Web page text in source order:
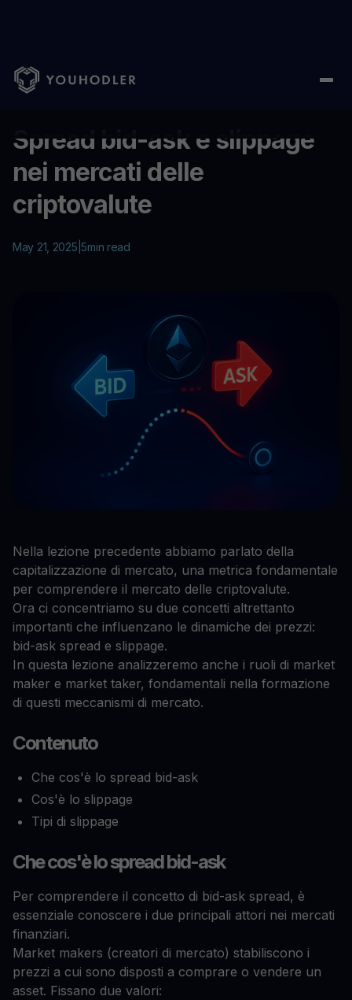
Home Education/Spread bid-ask e slippage nei mercati
Spread bid-ask e slippage
nei mercati delle
criptovalute
May 21, 2025 |5min read
Nella lezione precedente abbiamo parlato della
capitalizzazione di mercato, una metrica fondamentale
per comprendere il mercato delle criptovalute.
Ora ci concentriamo su due concetti altrettanto
importanti che influenzano le dinamiche dei prezzi:
bid-ask spread e slippage.
In questa lezione analizzeremo anche i ruoli di market
maker e market taker, fondamentali nella formazione
di questi meccanismi di mercato.
Contenuto
Che cos'è lo spread bid-ask
Cos'è lo slippage
Tipi di slippage
Che cos'è lo spread bid-ask
Per comprendere il concetto di bid-ask spread, è
essenziale conoscere i due principali attori nei mercati
finanziari.
Market makers (creatori di mercato) stabiliscono i
prezzi a cui sono disposti a comprare o vendere un
asset. Fissano due valori: